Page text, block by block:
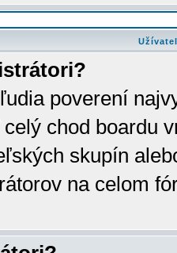
poverení
chod boardu
skupín
na celom